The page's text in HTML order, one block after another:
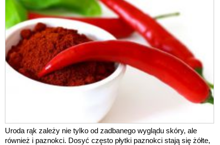
Uroda rąk zależy nie tylko od zadbanego wyglądu skóry, ale
również i paznokci. Dosyć często płytki paznokci stają się żółte,